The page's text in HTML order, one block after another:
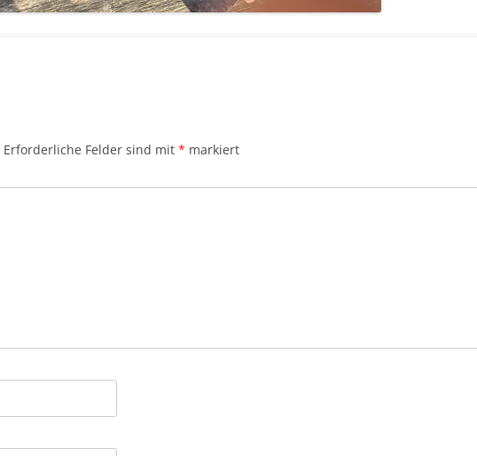
Erforderliche Felder sind mit * markiert